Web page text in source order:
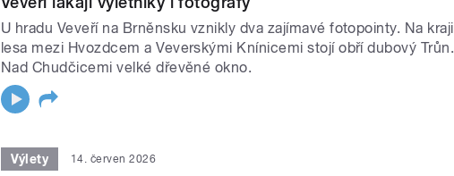
U hradu Veveří na Brněnsku vznikly dva zajímavé fotopointy. Na kraji
lesa mezi Hvozdcem a Veverskými Knínicemi stojí obří dubový Trůn.
Nad Chudčicemi velké dřevěné okno.
Výlety 14. červen 2026